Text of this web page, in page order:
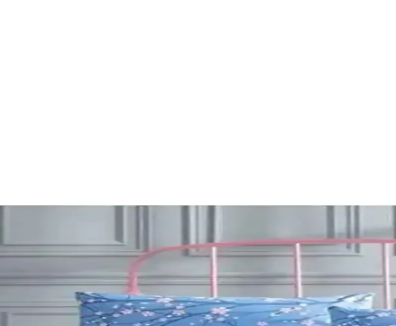
ve Kullanıcı Yorumları
detaylı inceleyerek, ihtiyaçlarınıza uygun en iyi
Seçenekler
Ürünlerin özellikleri ve kullanıcı yorumlarıyla en uygun seçeneği